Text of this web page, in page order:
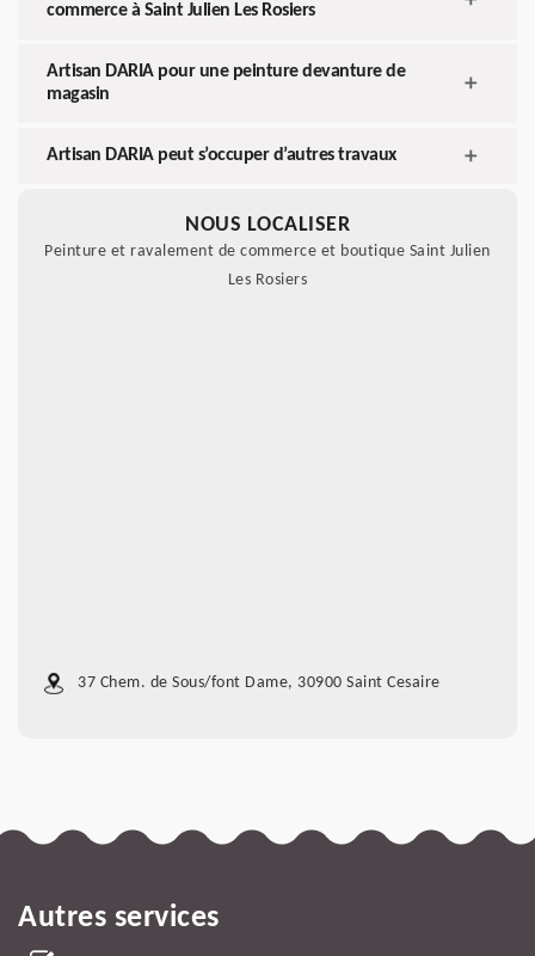
commerce à Saint Julien Les Rosiers
Artisan DARIA pour une peinture devanture de
magasin
Artisan DARIA peut s’occuper d’autres travaux
NOUS LOCALISER
Peinture et ravalement de commerce et boutique Saint Julien
Les Rosiers
37 Chem. de Sous/font Dame, 30900 Saint Cesaire
Autres services